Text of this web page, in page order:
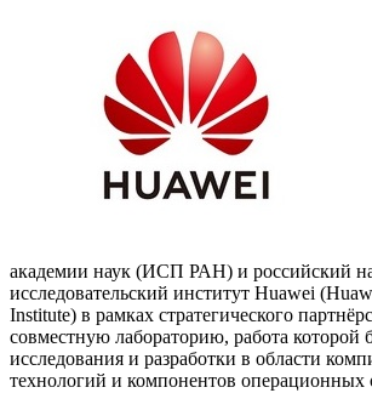
академии наук (ИСП РАН) и российский
исследовательский институт Huawei
Institute) в рамках стратегического
совместную лабораторию, работа которой
исследования и разработки в области
технологий и компонентов операционных